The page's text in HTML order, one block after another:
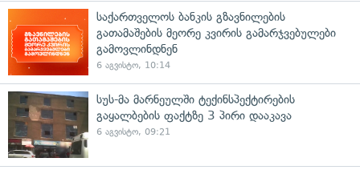
საქართველოს ბანკის გზავნილების
გათამაშების მეორე კვირის გამარჯვებულები
გამოვლინდნენ
6 აგვისტო, 10:14
სუს-მა მარნეულში ტექინსპექტირების
გაყალბების ფაქტზე 3 პირი დააკავა
6 აგვისტო, 09:21